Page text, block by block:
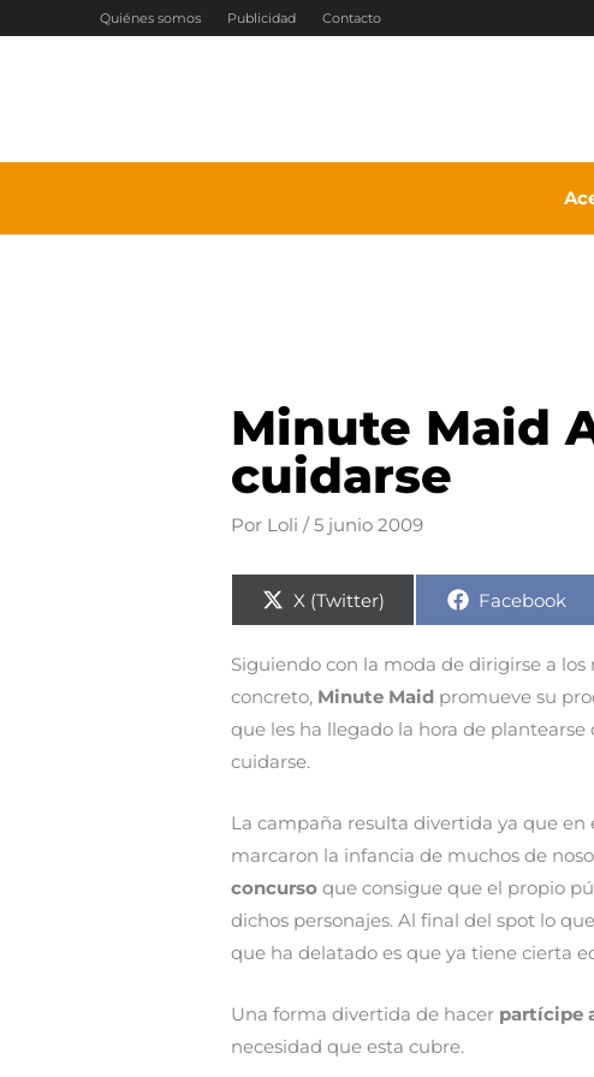
Quiénes somos Publicidad Contacto
Minute Maid
cuidarse
Por Loli/5 junio 2009
Compartir
en
X (Twitter) Compartir
Facebook
Siguiendo con la moda de dirigirse a
concreto, Minute Maid promueve su
que les ha llegado la hora de plantearse
cuidarse.
La campaña resulta divertida ya que en
marcaron la infancia de muchos de
concurso que consigue que el propio
dichos personajes. Al final del spot lo
que ha delatado es que ya tiene cierta
Una forma divertida de hacer partícipe
necesidad que esta cubre.